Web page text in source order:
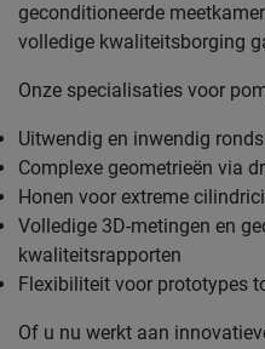
geconditioneerde
volledige kwaliteitsborging
Onze specialisaties voor
Uitwendig en inwendig
Complexe geometrieën via
Honen voor extreme
Volledige 3D-metingen en
kwaliteitsrapporten
Flexibiliteit voor prototypes
Of u nu werkt aan